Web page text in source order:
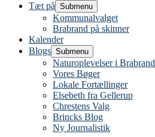
Tæt på Submenu
Kommunalvalget
Brabrand på skinner
Kalender
Blogs Submenu
Naturoplevelser i Brabrand
Vores Bøger
Lokale Fortællinger
Elsebeth fra Gellerup
Chrestens Valg
Brincks Blog
Ny Journalistik